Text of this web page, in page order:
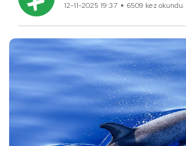
12-11-2025 19:37 6509 kez okundu.